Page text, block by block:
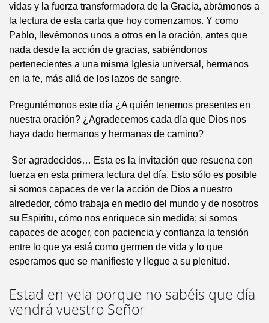
vidas y la fuerza transformadora de la Gracia, abrámonos a
la lectura de esta carta que hoy comenzamos. Y como
Pablo, llevémonos unos a otros en la oración, antes que
nada desde la acción de gracias, sabiéndonos
pertenecientes a una misma Iglesia universal, hermanos
en la fe, más allá de los lazos de sangre.
Preguntémonos este día ¿A quién tenemos presentes en
nuestra oración? ¿Agradecemos cada día que Dios nos
haya dado hermanos y hermanas de camino?
Ser agradecidos… Esta es la invitación que resuena con
fuerza en esta primera lectura del día. Esto sólo es posible
si somos capaces de ver la acción de Dios a nuestro
alrededor, cómo trabaja en medio del mundo y de nosotros
su Espíritu, cómo nos enriquece sin medida; si somos
capaces de acoger, con paciencia y confianza la tensión
entre lo que ya está como germen de vida y lo que
esperamos que se manifieste y llegue a su plenitud.
Estad en vela porque no sabéis que día
vendrá vuestro Señor